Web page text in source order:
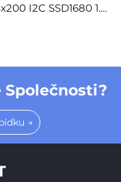
I2C SSD1680 1.3
→